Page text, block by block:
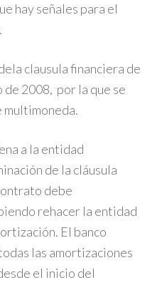
hay señales para el
clausula financiera de
2008, por la que se
multimoneda.
a la entidad
de la cláusula
debe
rehacer la entidad
El banco
las amortizaciones
el inicio del